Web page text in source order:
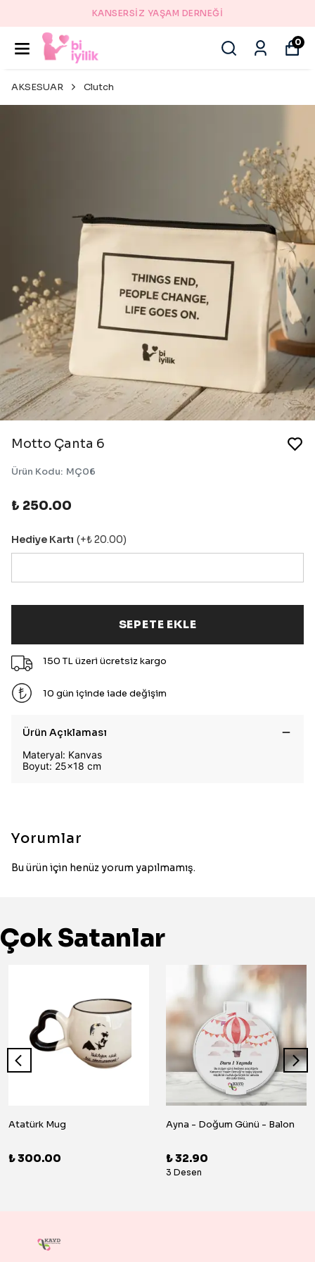
KANSERSİZ YAŞAM DERNEĞİ
0
AKSESUAR Clutch
Motto Çanta 6
Ürün Kodu: MÇ06
₺ 250.00
Hediye Kartı (+₺ 20.00)
SEPETE EKLE
150 TL üzeri ücretsiz kargo
10 gün içinde iade değişim
Ürün Açıklaması
Materyal: Kanvas
Boyut: 25x18 cm
Yorumlar
Bu ürün için henüz yorum yapılmamış.
Çok Satanlar
Atatürk Mug
₺ 300.00
Ayna - Doğum Günü - Balon
₺ 32.90
3 Desen